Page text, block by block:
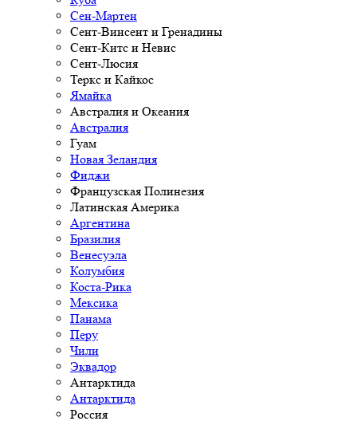
Сен-Мартен
Сент-Винсент и Гренадины
Сент-Китс и Невис
Сент-Люсия
Теркс и Кайкос
Ямайка
Австралия и Океания
Австралия
Гуам
Новая Зеландия
Фиджи
Французская Полинезия
Латинская Америка
Аргентина
Бразилия
Венесуэла
Колумбия
Коста-Рика
Мексика
Панама
Перу
Чили
Эквадор
Антарктида
Антарктида
Россия